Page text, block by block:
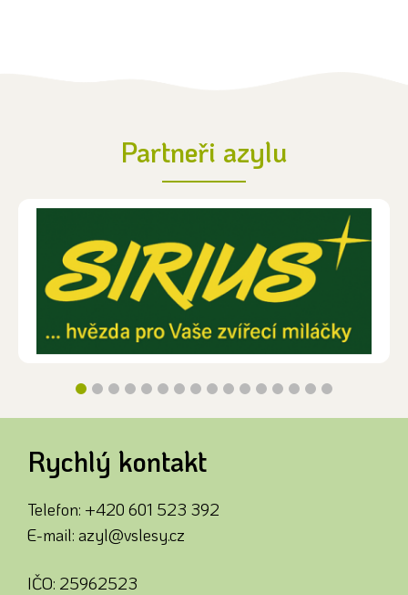
Partneři azylu
Rychlý kontakt
Telefon: +420 601 523 392
E-mail: azyl@vslesy.cz
IČO: 25962523